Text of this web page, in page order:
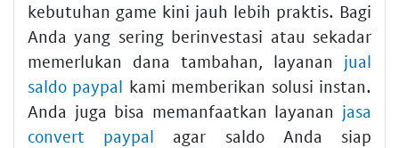
kebutuhan game kini jauh lebih praktis. Bagi
Anda yang sering berinvestasi atau sekadar
memerlukan dana tambahan, layanan jual
saldo paypal kami memberikan solusi instan.
Anda juga bisa memanfaatkan layanan jasa
convert paypal agar saldo Anda siap